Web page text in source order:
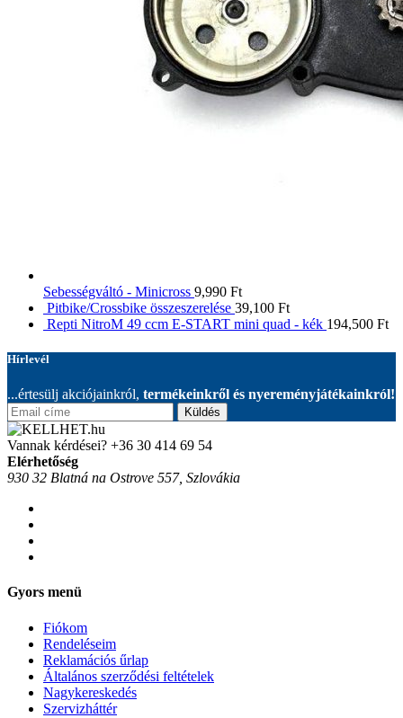
Sebességváltó - Minicross 9,990 Ft
Pitbike/Crossbike összeszerelése 39,100 Ft
Repti NitroM 49 ccm E-START mini quad - kék 194,500 Ft
Hírlevél
...értesülj akciójainkról, termékeinkről és nyereményjátékainkról!
Küldés
Vannak kérdései? +36 30 414 69 54
Elérhetőség
930 32 Blatná na Ostrove 557, Szlovákia
Gyors menü
Fiókom
Rendeléseim
Reklamációs űrlap
Általános szerződési feltételek
Nagykereskedés
Szervizháttér